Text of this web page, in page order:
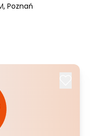
, Poznań